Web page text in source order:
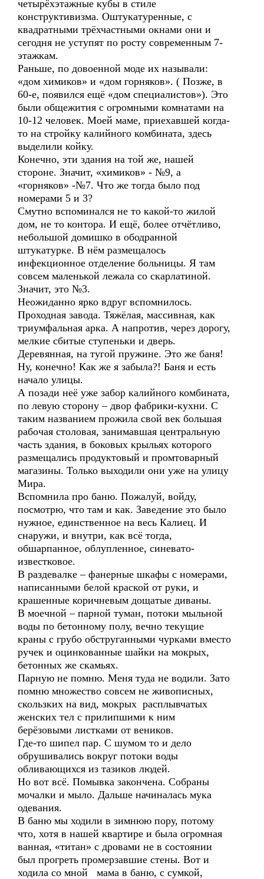
четырёхэтажные кубы в стиле
конструктивизма. Оштукатуренные, с
квадратными трёхчастными окнами они и
сегодня не уступят по росту современным 7-
этажкам.
Раньше, по довоенной моде их называли:
«дом химиков» и «дом горняков». ( Позже, в
60-е, появился ещё «дом специалистов»). Это
были общежития с огромными комнатами на
10-12 человек. Моей маме, приехавшей когда-
то на стройку калийного комбината, здесь
выделили койку.
Конечно, эти здания на той же, нашей
стороне. Значит, «химиков» - №9, а
«горняков» -№7. Что же тогда было под
номерами 5 и 3?
Смутно вспоминался не то какой-то жилой
дом, не то контора. И ещё, более отчётливо,
небольшой домишко в ободранной
штукатурке. В нём размещалось
инфекционное отделение больницы. Я там
совсем маленькой лежала со скарлатиной.
Значит, это №3.
Неожиданно ярко вдруг вспомнилось.
Проходная завода. Тяжёлая, массивная, как
триумфальная арка. А напротив, через дорогу,
мелкие сбитые ступеньки и дверь.
Деревянная, на тугой пружине. Это же баня!
Ну, конечно! Как же я забыла?! Баня и есть
начало улицы.
А позади неё уже забор калийного комбината,
по левую сторону – двор фабрики-кухни. С
таким названием прожила свой век большая
рабочая столовая, занимавшая центральную
часть здания, в боковых крыльях которого
размещались продуктовый и промтоварный
магазины. Только выходили они уже на улицу
Мира.
Вспомнила про баню. Пожалуй, войду,
посмотрю, что там и как. Заведение это было
нужное, единственное на весь Калиец. И
снаружи, и внутри, как всё тогда,
обшарпанное, облупленное, синевато-
известковое.
В раздевалке – фанерные шкафы с номерами,
написанными белой краской от руки, и
крашенные коричневым дощатые диваны.
В моечной – парной туман, потоки мыльной
воды по бетонному полу, вечно текущие
краны с грубо обструганными чурками вместо
ручек и оцинкованные шайки на мокрых,
бетонных же скамьях.
Парную не помню. Меня туда не водили. Зато
помню множество совсем не живописных,
скользких на вид, мокрых расплывчатых
женских тел с прилипшими к ним
берёзовыми листками от веников.
Где-то шипел пар. С шумом то и дело
обрушивались вокруг потоки воды
обливающихся из тазиков людей.
Но вот всё. Помывка закончена. Собраны
мочалки и мыло. Дальше начиналась мука
одевания.
В баню мы ходили в зимнюю пору, потому
что, хотя в нашей квартире и была огромная
ванная, «титан» с дровами не в состоянии
был прогреть промерзавшие стены. Вот и
ходила со мной мама в баню, с сумкой,